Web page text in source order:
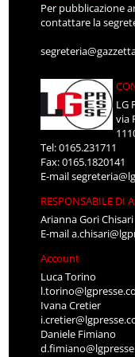
Per pubblicazione
contattare la
LG
via
Tel: 0165.231711
Fax: 0165.1820141
E-mail
RESPONSABILE DI
Arianna Gori Chisari
E-mail
Account
Luca Torino
Ivana Cretier
Daniele Fimiano